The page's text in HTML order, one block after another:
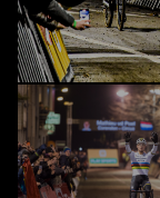
Cross 2023